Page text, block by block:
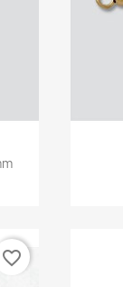
favorite_border